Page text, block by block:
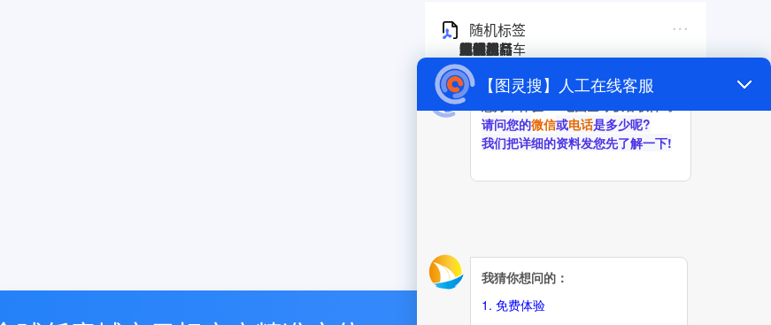
随机标签
图灵搜
电子秤
劳保手套
压缩机
宠物用品
纸袋
塑料袋
箱包
圣诞树
电子烟
集装箱
沙发
户外用品
美容用品
红酒
电动自行车
服装
母婴用品
石材
壁纸
建筑材料